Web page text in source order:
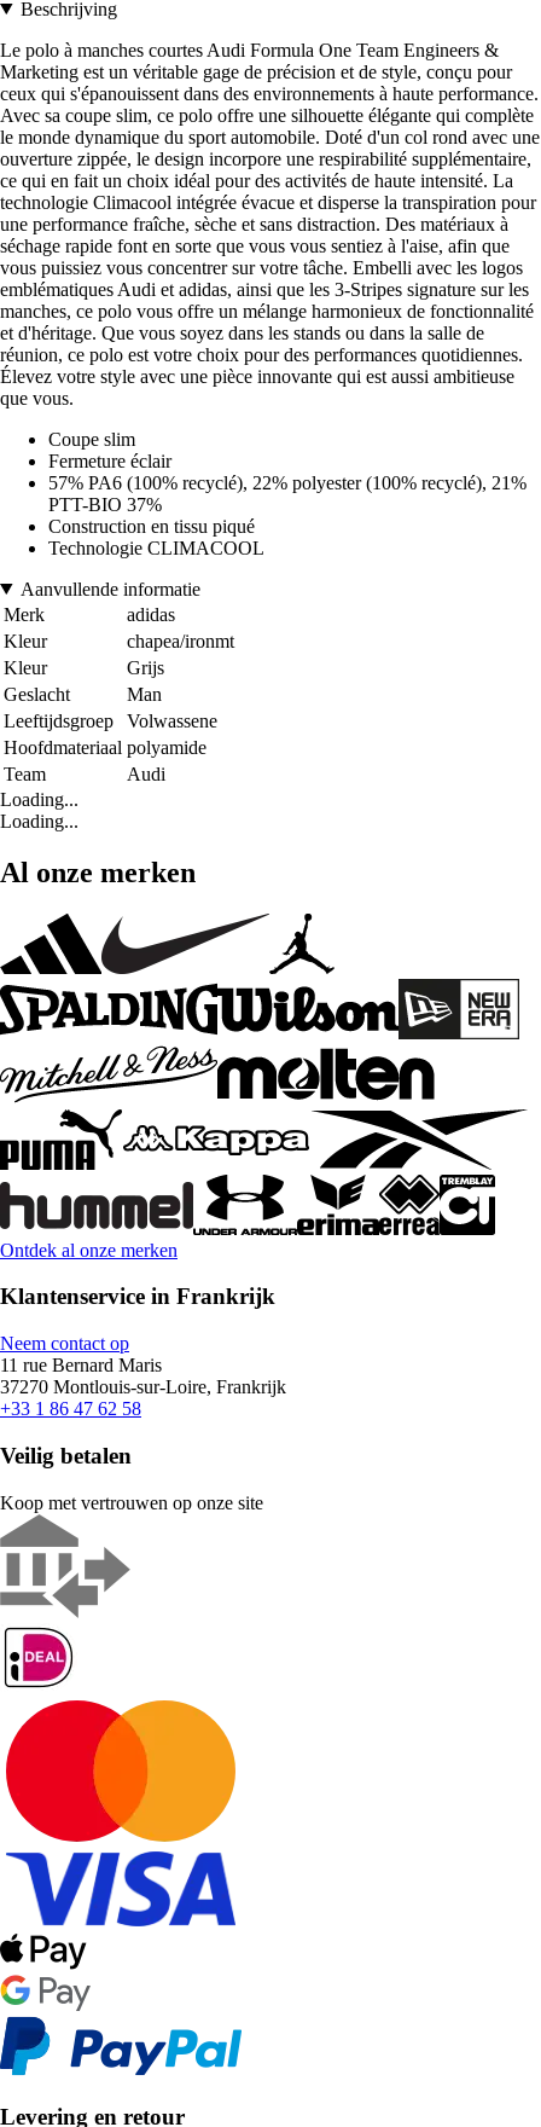
Beschrijving
Le polo à manches courtes Audi Formula One Team Engineers &
Marketing est un véritable gage de précision et de style, conçu pour
ceux qui s'épanouissent dans des environnements à haute performance.
Avec sa coupe slim, ce polo offre une silhouette élégante qui complète
le monde dynamique du sport automobile. Doté d'un col rond avec une
ouverture zippée, le design incorpore une respirabilité supplémentaire,
ce qui en fait un choix idéal pour des activités de haute intensité. La
technologie Climacool intégrée évacue et disperse la transpiration pour
une performance fraîche, sèche et sans distraction. Des matériaux à
séchage rapide font en sorte que vous vous sentiez à l'aise, afin que
vous puissiez vous concentrer sur votre tâche. Embelli avec les logos
emblématiques Audi et adidas, ainsi que les 3-Stripes signature sur les
manches, ce polo vous offre un mélange harmonieux de fonctionnalité
et d'héritage. Que vous soyez dans les stands ou dans la salle de
réunion, ce polo est votre choix pour des performances quotidiennes.
Élevez votre style avec une pièce innovante qui est aussi ambitieuse
que vous.
Coupe slim
Fermeture éclair
57% PA6 (100% recyclé), 22% polyester (100% recyclé), 21%
PTT-BIO 37%
Construction en tissu piqué
Technologie CLIMACOOL
Aanvullende informatie
Merk
adidas
Kleur
chapea/ironmt
Kleur
Grijs
Geslacht
Man
Leeftijdsgroep
Volwassene
Hoofdmateriaal polyamide
Team
Audi
Loading...
Loading...
Al onze merken
Ontdek al onze merken
Klantenservice in Frankrijk
Neem contact op
11 rue Bernard Maris
37270 Montlouis-sur-Loire, Frankrijk
+33 1 86 47 62 58
Veilig betalen
Koop met vertrouwen op onze site
Levering en retour